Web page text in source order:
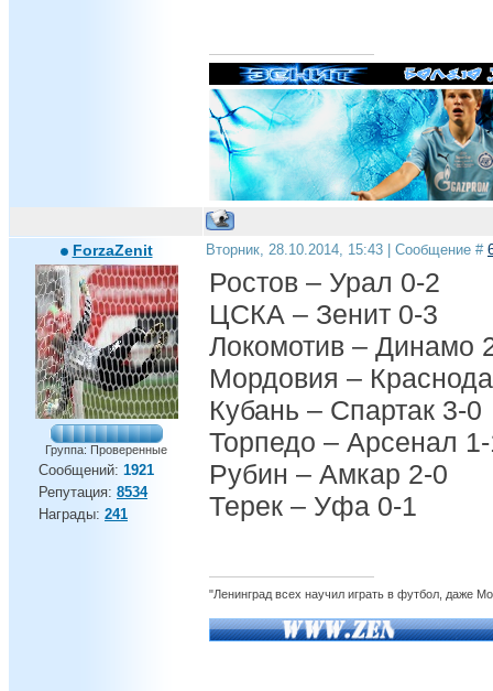
ForzaZenit
Группа: Проверенные
Сообщений: 1921
Репутация: 8534
Награды: 241
Вторник, 28.10.2014, 15:43 | Сообщение #
Ростов – Урал 0-2
ЦСКА – Зенит 0-3
Локомотив – Динамо
Мордовия –
Кубань – Спартак 3-0
Торпедо – Арсенал
Рубин – Амкар 2-0
Терек – Уфа 0-1
"Ленинград всех научил играть в футбол, даже